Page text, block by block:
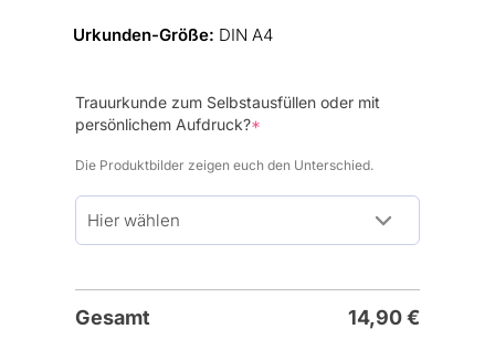
Urkunden-Größe: DIN A4
Trauurkunde zum Selbstausfüllen oder mit
persönlichem Aufdruck?*(required)
Die Produktbilder zeigen euch den Unterschied.
Gesamt 14,90€